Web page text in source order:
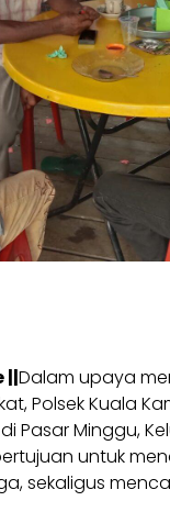
||Dalam upaya
Polsek Kuala
Pasar Minggu,
untuk
sekaligus